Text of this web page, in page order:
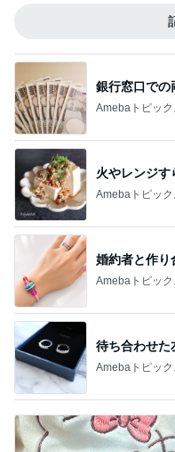
銀行窓口での
Amebaトピック
火やレンジす
Amebaトピック
婚約者と作り
Amebaトピック
待ち合わせた
Amebaトピック